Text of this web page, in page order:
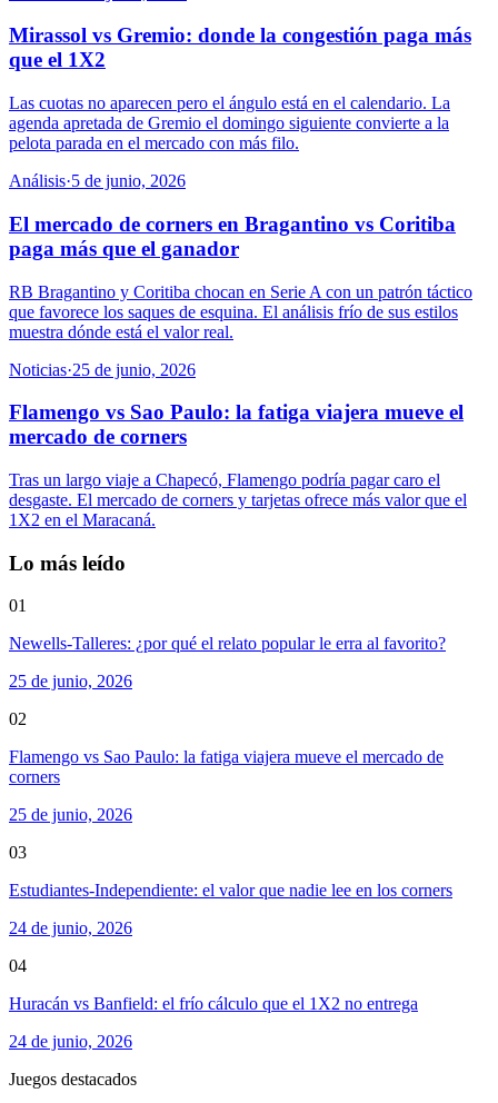
Mirassol vs Gremio: donde la congestión paga más
que el 1X2
Las cuotas no aparecen pero el ángulo está en el calendario. La
agenda apretada de Gremio el domingo siguiente convierte a la
pelota parada en el mercado con más filo.
Análisis·5 de junio, 2026
El mercado de corners en Bragantino vs Coritiba
paga más que el ganador
RB Bragantino y Coritiba chocan en Serie A con un patrón táctico
que favorece los saques de esquina. El análisis frío de sus estilos
muestra dónde está el valor real.
Noticias·25 de junio, 2026
Flamengo vs Sao Paulo: la fatiga viajera mueve el
mercado de corners
Tras un largo viaje a Chapecó, Flamengo podría pagar caro el
desgaste. El mercado de corners y tarjetas ofrece más valor que el
1X2 en el Maracaná.
Lo más leído
01
Newells-Talleres: ¿por qué el relato popular le erra al favorito?
25 de junio, 2026
02
Flamengo vs Sao Paulo: la fatiga viajera mueve el mercado de
corners
25 de junio, 2026
03
Estudiantes-Independiente: el valor que nadie lee en los corners
24 de junio, 2026
04
Huracán vs Banfield: el frío cálculo que el 1X2 no entrega
24 de junio, 2026
Juegos destacados